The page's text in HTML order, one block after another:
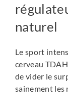
naturel
Le sport
cerveau
de vider le
sainement les